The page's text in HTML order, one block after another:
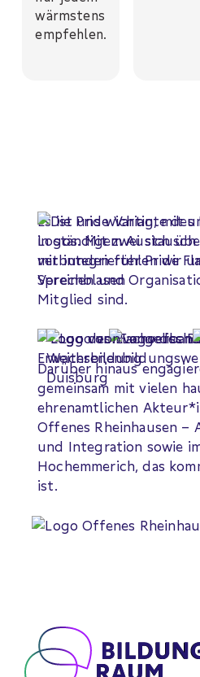
wärmstens
empfehlen.
Es ist uns wichtig, mit
in ständigem Austausch
verbunden fühlen wir
Vereinen und
Mitglied sind.
Darüber hinaus
gemeinsam mit vielen
ehrenamtlichen
Offenes Rheinhausen –
und Integration sowie
Hochemmerich, das
ist.